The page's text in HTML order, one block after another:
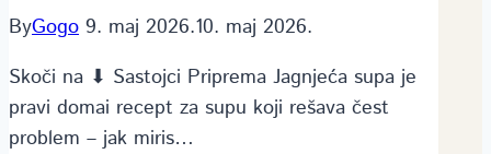
ByGogo 9. maj 2026.10. maj 2026.
Skoči na ⬇ Sastojci Priprema Jagnjeća supa je
pravi domai recept za supu koji rešava čest
problem – jak miris…